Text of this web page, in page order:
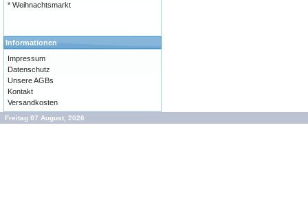
* Weihnachtsmarkt
Informationen
Impressum
Datenschutz
Unsere AGBs
Kontakt
Versandkosten
Freitag 07 August, 2026